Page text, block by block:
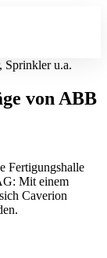
Sprinkler u.a.
von ABB
Fertigungshalle
Mit einem
Caverion